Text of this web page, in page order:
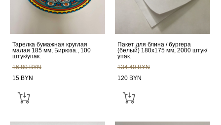
Тарелка бумажная круглая
малая 185 мм, Бирюза., 100
штук/упак.
16.80 BYN
15 BYN
Пакет для блина / бургера
(белый) 180х175 мм, 2000 штук/
упак.
134.40 BYN
120 BYN